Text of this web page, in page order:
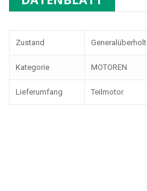
Zustand Generalüberholt
Kategorie MOTOREN
Lieferumfang Teilmotor